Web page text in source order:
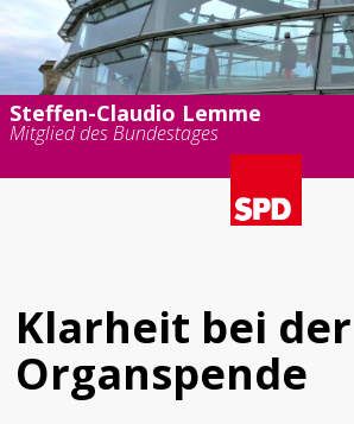
Steffen-Claudio Lemme
Mitglied des Bundestages
Klarheit bei der
Organspende